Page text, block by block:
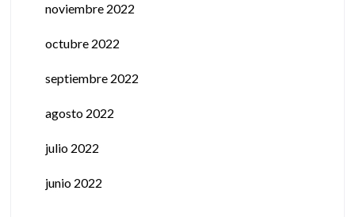
noviembre 2022
octubre 2022
septiembre 2022
agosto 2022
julio 2022
junio 2022